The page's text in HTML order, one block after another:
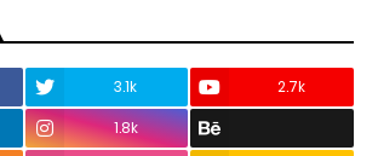
3.1k
2.7k
1.8k